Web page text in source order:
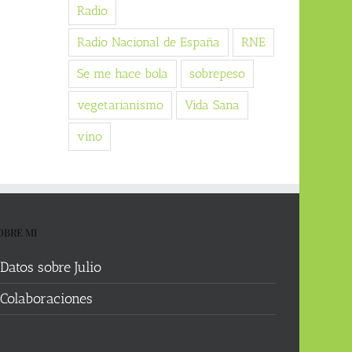
Radio
Radio Nacional de España RNE
Se me hace bola sobrepeso
vegetarianismo Vida Sana
vino
MI
Datos sobre Julio
Colaboraciones